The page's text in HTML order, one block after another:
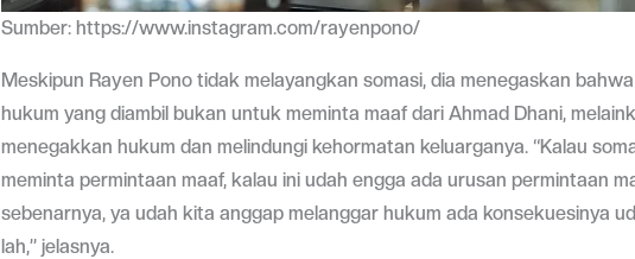
Sumber: https://www.instagram.com/rayenpono/
Meskipun Rayen Pono tidak melayangkan somasi, dia menegaskan
hukum yang diambil bukan untuk meminta maaf dari Ahmad Dhani,
menegakkan hukum dan melindungi kehormatan keluarganya. “Kalau
meminta permintaan maaf, kalau ini udah engga ada urusan permintaan
sebenarnya, ya udah kita anggap melanggar hukum ada konsekuesinya
lah,” jelasnya.